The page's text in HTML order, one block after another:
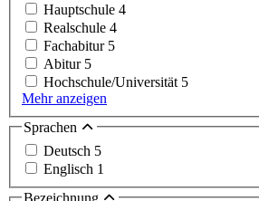
Hauptschule 4
Realschule 4
Fachabitur 5
Abitur 5
Hochschule/Universität 5
Mehr anzeigen
Sprachen
Deutsch 5
Englisch 1
Bezeichnung